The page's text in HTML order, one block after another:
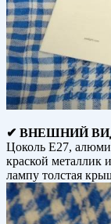
✔ ВНЕШНИЙ
Цоколь Е27,
краской металлик
лампу толстая